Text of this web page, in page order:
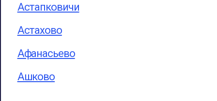
Астапковичи
Астахово
Афанасьево
Ашково